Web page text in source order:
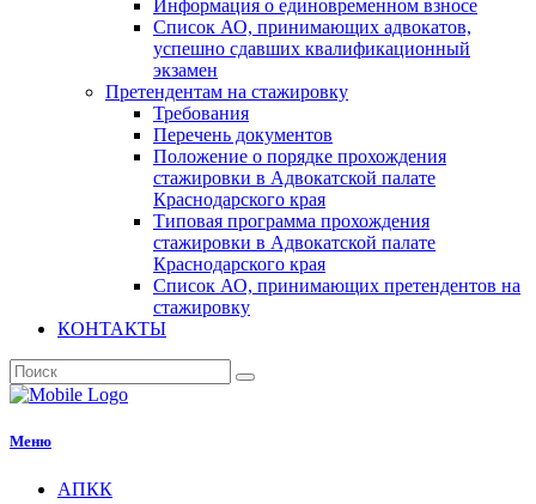
Информация о единовременном взносе
Список АО, принимающих адвокатов,
успешно сдавших квалификационный
экзамен
Претендентам на стажировку
Требования
Перечень документов
Положение о порядке прохождения
стажировки в Адвокатской палате
Краснодарского края
Типовая программа прохождения
стажировки в Адвокатской палате
Краснодарского края
Список АО, принимающих претендентов на
стажировку
КОНТАКТЫ
Меню
АПКК